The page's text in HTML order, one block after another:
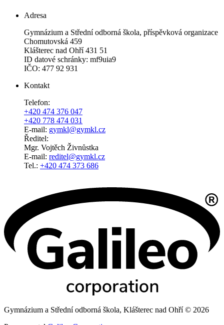
Adresa
Gymnázium a Střední odborná škola, příspěvková organizace
Chomutovská 459
Klášterec nad Ohří 431 51
ID datové schránky: mf9uia9
IČO: 477 92 931
Kontakt
Telefon:
+420 474 376 047
+420 778 474 031
E-mail: gymkl@gymkl.cz
Ředitel:
Mgr. Vojtěch Živnůstka
E-mail: reditel@gymkl.cz
Tel.: +420 474 373 686
Gymnázium a Střední odborná škola, Klášterec nad Ohří © 2026